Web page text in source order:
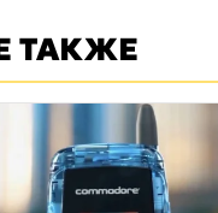
ТАКЖЕ